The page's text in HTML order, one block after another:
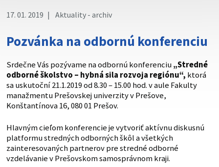
cez zabezpečenú webovú stránku. Zabezpečená stránka
vždy začína https:// pred názvom domény webového sídla.
17. 01. 2019 Aktuality - archiv
Pozvánka na odbornú konferenciu
Srdečne Vás pozývame na odbornú konferenciu„Stredné
odborné školstvo – hybná sila rozvoja regiónu“, ktorá
sa uskutoční 21.1.2019 od 8.30 – 15.00 hod. v aule Fakulty
manažmentu Prešovskej univerzity v Prešove,
Konštantínova 16, 080 01 Prešov.
Hlavným cieľom konferencie je vytvoriť aktívnu diskusnú
platformu stredných odborných škôl a všetkých
zainteresovaných partnerov pre stredné odborné
vzdelávanie v Prešovskom samosprávnom kraji.